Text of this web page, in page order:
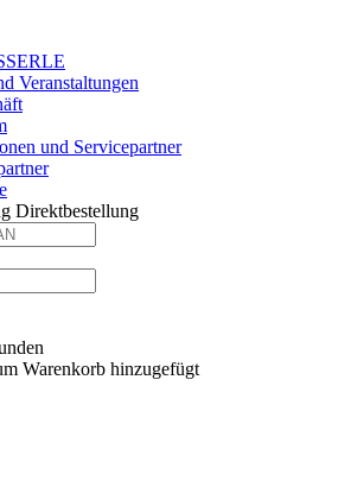
Veranstaltungen
und Servicepartner
Direktbestellung
Warenkorb hinzugefügt